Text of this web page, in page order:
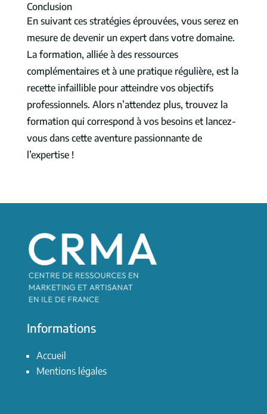
Conclusion
En suivant ces stratégies éprouvées, vous serez en
mesure de devenir un expert dans votre domaine.
La formation, alliée à des ressources
complémentaires et à une pratique régulière, est la
recette infaillible pour atteindre vos objectifs
professionnels. Alors n’attendez plus, trouvez la
formation qui correspond à vos besoins et lancez-
vous dans cette aventure passionnante de
l’expertise !
Informations
Accueil
Mentions légales